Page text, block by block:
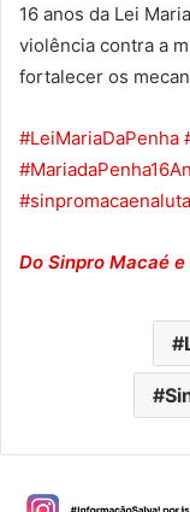
16 anos da Lei
violência contra a
fortalecer os
#LeiMariaDaPenha
#sinpromacaenaluta
Do Sinpro Macaé e